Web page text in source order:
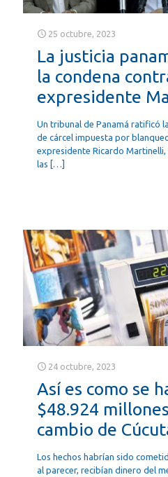
25 octubre, 2023
La justicia
la condena
expresidente
Un tribunal de Panamá ratificó
de cárcel impuesta por
expresidente Ricardo
las […]
24 octubre, 2023
Así es como se
$48.924
cambio de
Los hechos habrían sido
al parecer, recibían dinero del